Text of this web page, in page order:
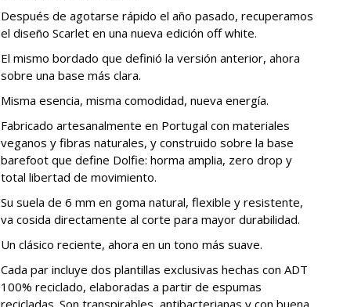
Después de agotarse rápido el año pasado, recuperamos
el diseño Scarlet en una nueva edición off white.
El mismo bordado que definió la versión anterior, ahora
sobre una base más clara.
Misma esencia, misma comodidad, nueva energía.
Fabricado artesanalmente en Portugal con materiales
veganos y fibras naturales, y construido sobre la base
barefoot que define Dolfie: horma amplia, zero drop y
total libertad de movimiento.
Su suela de 6 mm en goma natural, flexible y resistente,
va cosida directamente al corte para mayor durabilidad.
Un clásico reciente, ahora en un tono más suave.
Cada par incluye dos plantillas exclusivas hechas con ADT
100% reciclado, elaboradas a partir de espumas